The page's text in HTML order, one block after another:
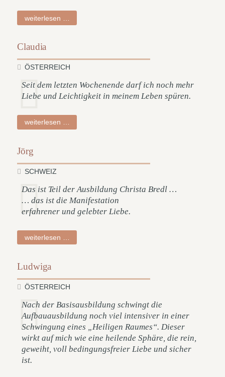
weiterlesen …
Claudia
ÖSTERREICH
Seit dem letzten Wochenende darf ich noch mehr
Liebe und Leichtigkeit in meinem Leben spüren.
weiterlesen …
Jörg
SCHWEIZ
Das ist Teil der Ausbildung Christa Bredl …
… das ist die Manifestation
erfahrener und gelebter Liebe.
weiterlesen …
Ludwiga
ÖSTERREICH
Nach der Basisausbildung schwingt die
Aufbauausbildung noch viel intensiver in einer
Schwingung eines „Heiligen Raumes“. Dieser
wirkt auf mich wie eine heilende Sphäre, die rein,
geweiht, voll bedingungsfreier Liebe und sicher
ist.